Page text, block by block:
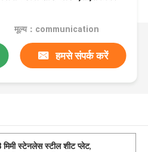
मूल्य：communication
हमसे संपर्क करें
स्टेनलेस स्टील शीट प्लेट,